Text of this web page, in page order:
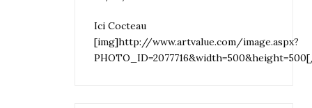
Ici Cocteau
[img]http://www.artvalue.com/image.aspx?